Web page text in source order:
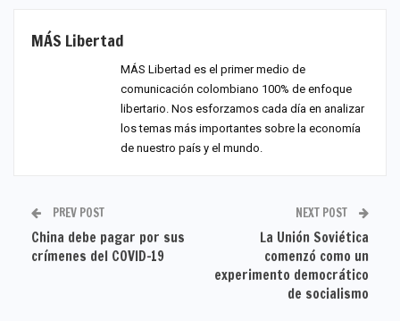
MÁS Libertad
MÁS Libertad es el primer medio de
comunicación colombiano 100% de enfoque
libertario. Nos esforzamos cada día en analizar
los temas más importantes sobre la economía
de nuestro país y el mundo.
PREV POST
China debe pagar por sus
crímenes del COVID-19
NEXT POST
La Unión Soviética
comenzó como un
experimento democrático
de socialismo